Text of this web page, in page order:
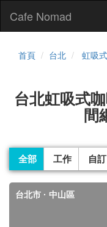
Cafe Nomad
首頁 台北 虹吸
台北虹吸式
間
全部 工作 自訂
台北市 · 中山區